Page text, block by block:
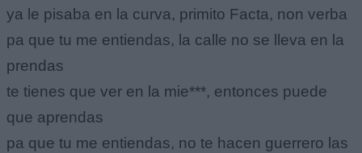
ya le pisaba en la curva, primito Facta, non verba
pa que tu me entiendas, la calle no se lleva en la
prendas
te tienes que ver en la mie***, entonces puede
que aprendas
pa que tu me entiendas, no te hacen guerrero las